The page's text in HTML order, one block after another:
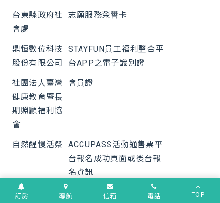
台東縣政府社
會處
志願服務榮譽卡
鼎恒數位科技
股份有限公司
STAYFUN員工福利整合平
台APP之電子識別證
社團法人臺灣
健康教育暨長
期照顧福利協
會
會員證
自然醒慢活祭
ACCUPASS活動通售票平
台報名成功頁面或後台報
名資訊
尚進教育訓練 BaoDao Fun會員證優惠提
訂房 導航 信箱 電話 TOP